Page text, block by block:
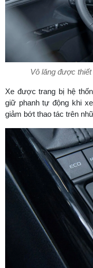
Vô lăng được
Xe được trang bị hệ
giữ phanh tự động khi
giảm bớt thao tác trên